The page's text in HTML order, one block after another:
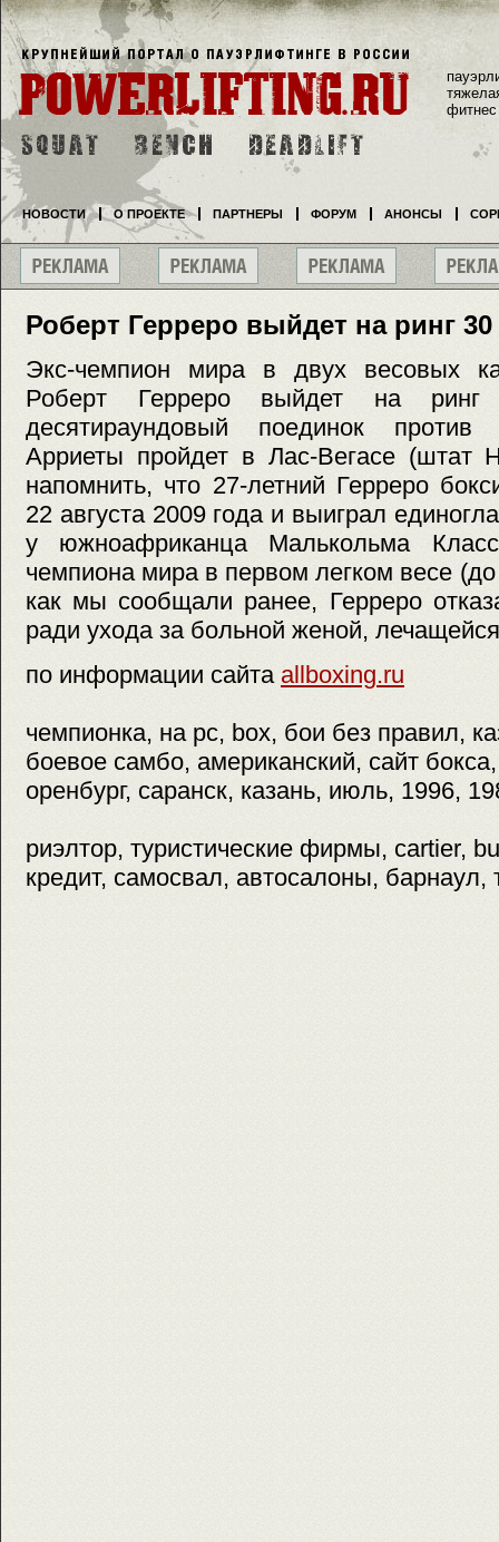
Роберт Герреро выйдет на ринг
Экс-чемпион мира в двух весовых
Роберт Герреро выйдет на
десятираундовый поединок против
Арриеты пройдет в Лас-Вегасе
напомнить, что 27-летний Герреро
22 августа 2009 года и выиграл
у южноафриканца Малькольма
чемпиона мира в первом легком весе
как мы сообщали ранее, Герреро
ради ухода за больной женой,
по информации сайта allboxing.ru
чемпионка, на pc, box, бои без правил,
боевое самбо, американский, сайт
оренбург, саранск, казань, июль, 1996,
риэлтор, туристические фирмы, cartier,
кредит, самосвал, автосалоны, барнаул,
фитнес
НОВОСТИ О ПРОЕКТЕ ПАРТНЕРЫ ФОРУМ АНОНСЫ